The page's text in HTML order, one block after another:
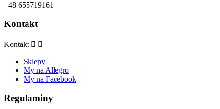
+48 655719161
Kontakt
Kontakt  
Sklepy
My na Allegro
My na Facebook
Regulaminy